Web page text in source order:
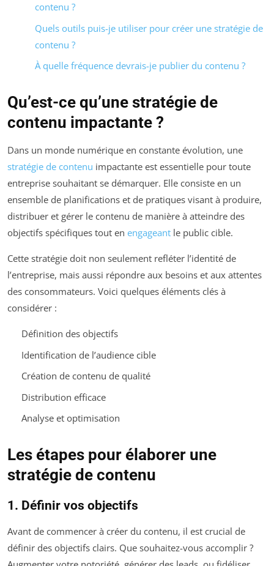
contenu ?
Quels outils puis-je utiliser pour créer une stratégie de
contenu ?
À quelle fréquence devrais-je publier du contenu ?
Qu’est-ce qu’une stratégie de
contenu impactante ?
Dans un monde numérique en constante évolution, une
stratégie de contenu impactante est essentielle pour toute
entreprise souhaitant se démarquer. Elle consiste en un
ensemble de planifications et de pratiques visant à produire,
distribuer et gérer le contenu de manière à atteindre des
objectifs spécifiques tout en engageant le public cible.
Cette stratégie doit non seulement refléter l’identité de
l’entreprise, mais aussi répondre aux besoins et aux attentes
des consommateurs. Voici quelques éléments clés à
considérer :
Définition des objectifs
Identification de l’audience cible
Création de contenu de qualité
Distribution efficace
Analyse et optimisation
Les étapes pour élaborer une
stratégie de contenu
1. Définir vos objectifs
Avant de commencer à créer du contenu, il est crucial de
définir des objectifs clairs. Que souhaitez-vous accomplir ?